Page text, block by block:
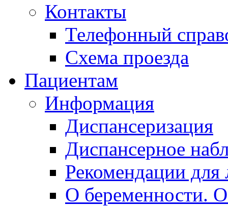
Контакты
Телефонный
Схема проезда
Пациентам
Информация
Диспансеризация
Диспансерное
Рекомендации для
О беременности.